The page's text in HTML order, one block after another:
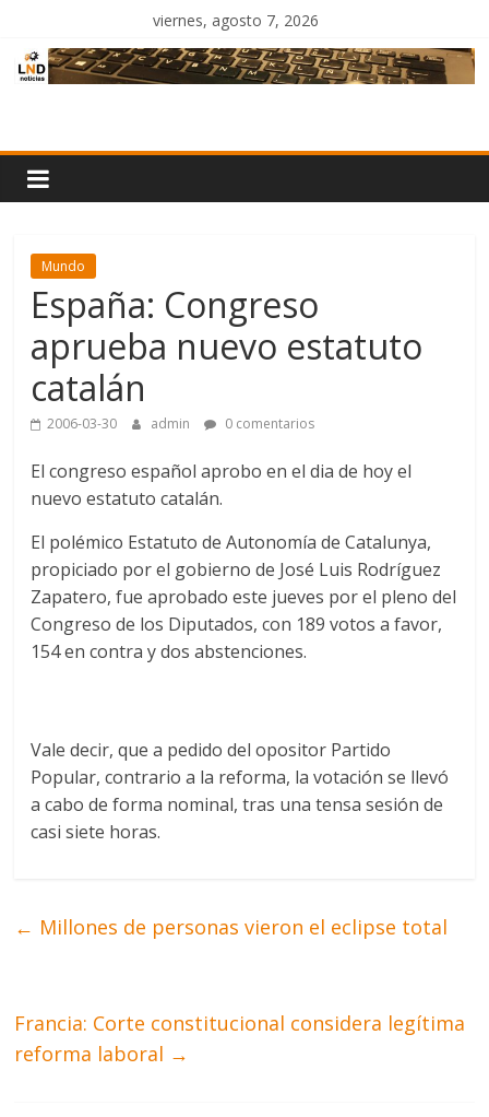
contenido
viernes, agosto 7, 2026
Noticias
Mundo
España: Congreso
aprueba nuevo estatuto
catalán
2006-03-30 admin 0 comentarios
El congreso español aprobo en el dia de hoy el
nuevo estatuto catalán.
El polémico Estatuto de Autonomía de Catalunya,
propiciado por el gobierno de José Luis Rodríguez
Zapatero, fue aprobado este jueves por el pleno del
Congreso de los Diputados, con 189 votos a favor,
154 en contra y dos abstenciones.
Vale decir, que a pedido del opositor Partido
Popular, contrario a la reforma, la votación se llevó
a cabo de forma nominal, tras una tensa sesión de
casi siete horas.
← Millones de personas vieron el eclipse total
Francia: Corte constitucional considera legítima
reforma laboral →